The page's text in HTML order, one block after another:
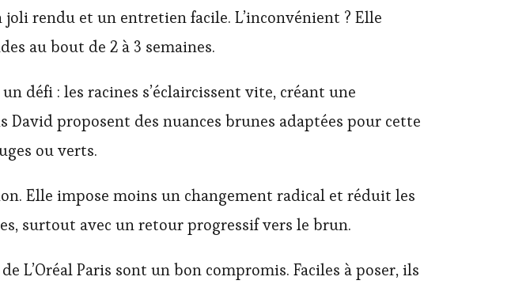
joli rendu et un entretien facile. L’inconvénient ? Elle
au bout de 2 à 3 semaines.
défi : les racines s’éclaircissent vite, créant une
David proposent des nuances brunes adaptées pour cette
ou verts.
Elle impose moins un changement radical et réduit les
surtout avec un retour progressif vers le brun.
L’Oréal Paris sont un bon compromis. Faciles à poser, ils